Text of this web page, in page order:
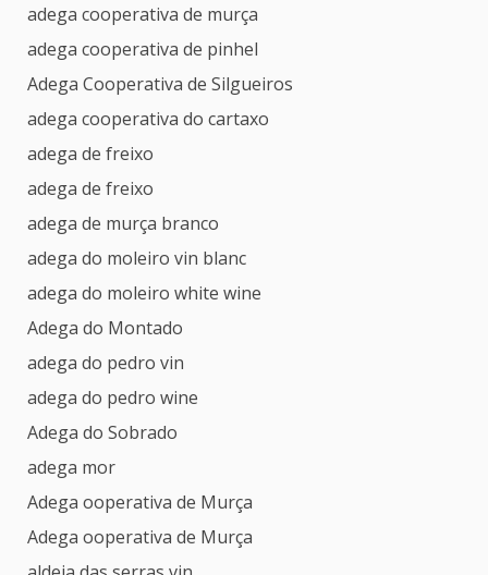
adega cooperativa de murça
adega cooperativa de pinhel
Adega Cooperativa de Silgueiros
adega cooperativa do cartaxo
adega de freixo
adega de freixo
adega de murça branco
adega do moleiro vin blanc
adega do moleiro white wine
Adega do Montado
adega do pedro vin
adega do pedro wine
Adega do Sobrado
adega mor
Adega ooperativa de Murça
Adega ooperativa de Murça